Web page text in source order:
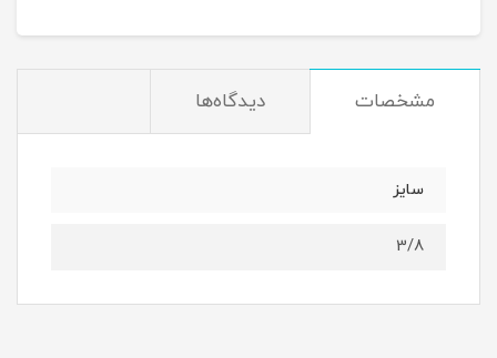
مشخصات دیدگاه‌ها
سایز
3/8